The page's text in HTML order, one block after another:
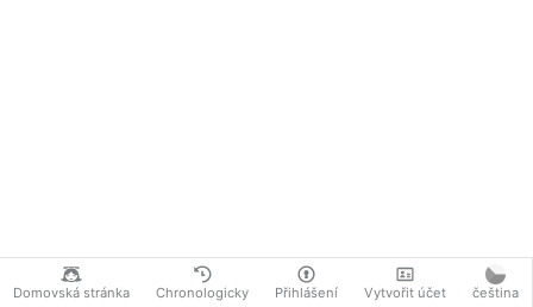
Domovská stránka Chronologicky Přihlášení Vytvořit účet čeština